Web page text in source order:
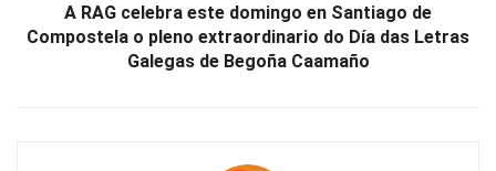
A RAG celebra este domingo en Santiago de
Compostela o pleno extraordinario do Día das Letras
Galegas de Begoña Caamaño